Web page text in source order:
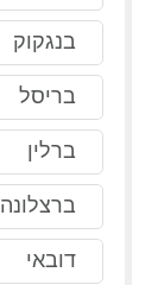
בנגקוק
בריסל
ברלין
ברצלונה
דובאי